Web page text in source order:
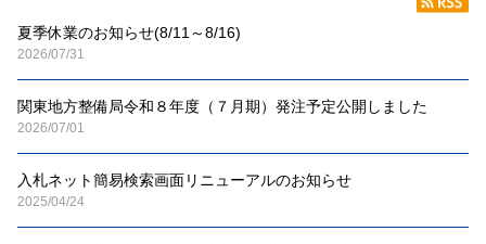
夏季休業のお知らせ(8/11～8/16)
2026/07/31
関東地方整備局令和８年度（７月期）発注予定公開しました
2026/07/01
入札ネット簡易検索画面リニューアルのお知らせ
2025/04/24